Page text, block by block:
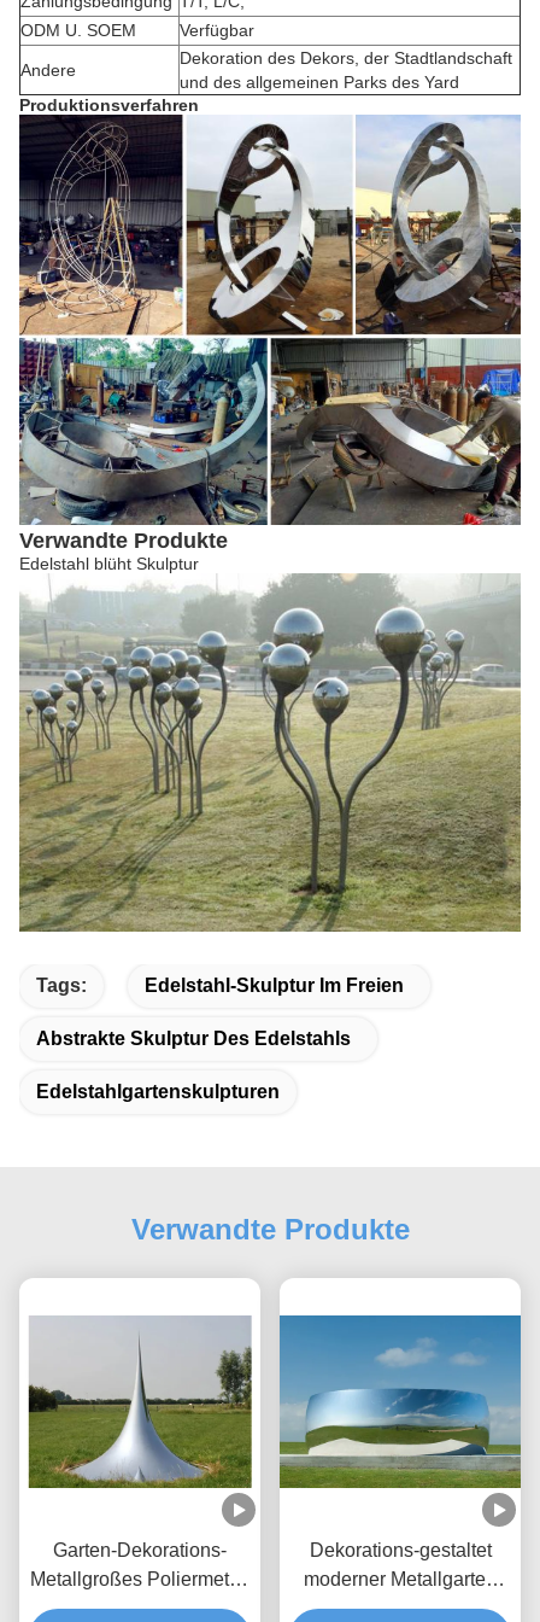
ODM U. SOEM
Verfügbar
Andere
Dekoration des Dekors, der Stadtlandschaft
und des allgemeinen Parks des Yard
Produktionsverfahren
Verwandte Produkte
Edelstahl blüht Skulptur
Tags: Edelstahl-Skulptur Im Freien
Abstrakte Skulptur Des Edelstahls
Edelstahlgartenskulpturen
Verwandte Produkte
Garten-Dekorations-
Metallgroßes Poliermetall
im Freien gestaltet
Dekorations-gestaltet
moderner Metallgarten
Polieredelstahl-Spiegel